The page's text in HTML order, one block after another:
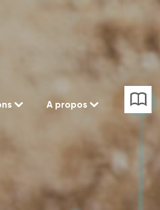
A propos